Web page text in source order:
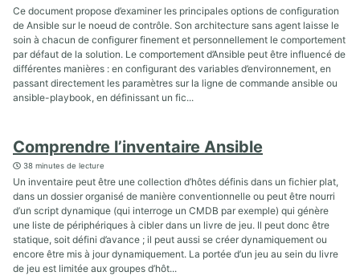
Ce document propose d’examiner les principales options de configuration
de Ansible sur le noeud de contrôle. Son architecture sans agent laisse le
soin à chacun de configurer finement et personnellement le comportement
par défaut de la solution. Le comportement d’Ansible peut être influencé de
différentes manières : en configurant des variables d’environnement, en
passant directement les paramètres sur la ligne de commande ansible ou
ansible-playbook, en définissant un fic...
Comprendre l’inventaire Ansible
38 minutes de lecture
Un inventaire peut être une collection d’hôtes définis dans un fichier plat,
dans un dossier organisé de manière conventionnelle ou peut être nourri
d’un script dynamique (qui interroge un CMDB par exemple) qui génère
une liste de périphériques à cibler dans un livre de jeu. Il peut donc être
statique, soit défini d’avance ; il peut aussi se créer dynamiquement ou
encore être mis à jour dynamiquement. La portée d’un jeu au sein du livre
de jeu est limitée aux groupes d’hôt...